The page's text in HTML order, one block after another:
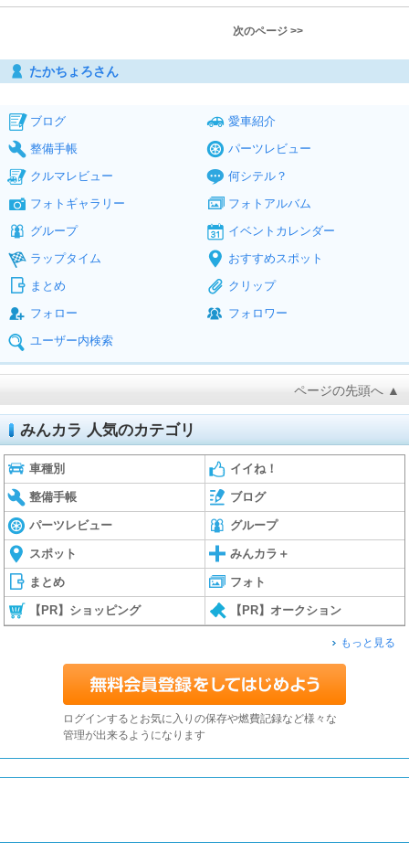
次のページ >>
たかちょろさん
ブログ
愛車紹介
整備手帳
パーツレビュー
クルマレビュー
何シテル？
フォトギャラリー
フォトアルバム
グループ
イベントカレンダー
ラップタイム
おすすめスポット
まとめ
クリップ
フォロー
フォロワー
ユーザー内検索
ページの先頭へ ▲
みんカラ 人気のカテゴリ
車種別 イイね！
整備手帳 ブログ
パーツレビュー グループ
スポット みんカラ＋
まとめ フォト
【PR】ショッピング 【PR】オークション
もっと見る
ログインするとお気に入りの保存や燃費記録など様々な
管理が出来るようになります